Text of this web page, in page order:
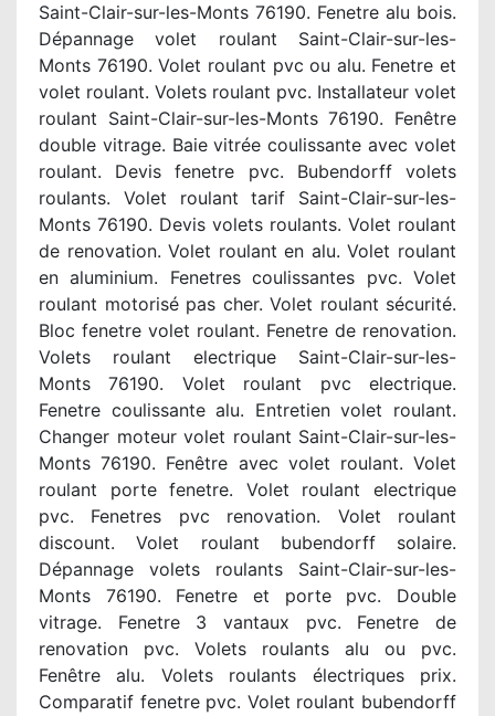
Saint-Clair-sur-les-Monts 76190. Fenetre alu bois.
Dépannage volet roulant Saint-Clair-sur-les-
Monts 76190. Volet roulant pvc ou alu. Fenetre et
volet roulant. Volets roulant pvc. Installateur volet
roulant Saint-Clair-sur-les-Monts 76190. Fenêtre
double vitrage. Baie vitrée coulissante avec volet
roulant. Devis fenetre pvc. Bubendorff volets
roulants. Volet roulant tarif Saint-Clair-sur-les-
Monts 76190. Devis volets roulants. Volet roulant
de renovation. Volet roulant en alu. Volet roulant
en aluminium. Fenetres coulissantes pvc. Volet
roulant motorisé pas cher. Volet roulant sécurité.
Bloc fenetre volet roulant. Fenetre de renovation.
Volets roulant electrique Saint-Clair-sur-les-
Monts 76190. Volet roulant pvc electrique.
Fenetre coulissante alu. Entretien volet roulant.
Changer moteur volet roulant Saint-Clair-sur-les-
Monts 76190. Fenêtre avec volet roulant. Volet
roulant porte fenetre. Volet roulant electrique
pvc. Fenetres pvc renovation. Volet roulant
discount. Volet roulant bubendorff solaire.
Dépannage volets roulants Saint-Clair-sur-les-
Monts 76190. Fenetre et porte pvc. Double
vitrage. Fenetre 3 vantaux pvc. Fenetre de
renovation pvc. Volets roulants alu ou pvc.
Fenêtre alu. Volets roulants électriques prix.
Comparatif fenetre pvc. Volet roulant bubendorff